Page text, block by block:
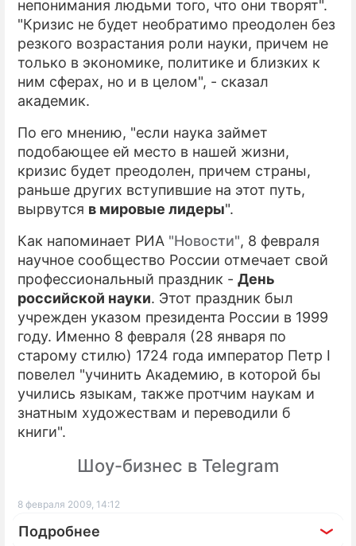
непонимания людьми того, что они творят".
"Кризис не будет необратимо преодолен без
резкого возрастания роли науки, причем не
только в экономике, политике и близких к
ним сферах, но и в целом", - сказал
академик.
По его мнению, "если наука займет
подобающее ей место в нашей жизни,
кризис будет преодолен, причем страны,
раньше других вступившие на этот путь,
вырвутся в мировые лидеры".
Как напоминает РИА "Новости", 8 февраля
научное сообщество России отмечает свой
профессиональный праздник - День
российской науки. Этот праздник был
учрежден указом президента России в 1999
году. Именно 8 февраля (28 января по
старому стилю) 1724 года император Петр I
повелел "учинить Академию, в которой бы
учились языкам, также протчим наукам и
знатным художествам и переводили б
книги".
Шоу-бизнес в Telegram
8 февраля 2009, 14:12
Подробнее